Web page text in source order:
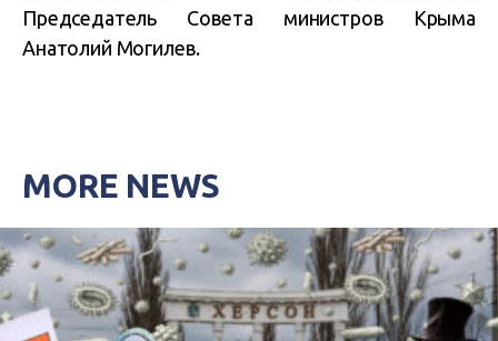
Председатель Совета министров Крыма
Анатолий Могилев.
MORE NEWS